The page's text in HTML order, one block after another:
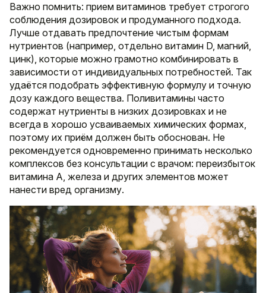
Важно помнить: прием витаминов требует строгого
соблюдения дозировок и продуманного подхода.
Лучше отдавать предпочтение чистым формам
нутриентов (например, отдельно витамин D, магний,
цинк), которые можно грамотно комбинировать в
зависимости от индивидуальных потребностей. Так
удаётся подобрать эффективную формулу и точную
дозу каждого вещества. Поливитамины часто
содержат нутриенты в низких дозировках и не
всегда в хорошо усваиваемых химических формах,
поэтому их приём должен быть обоснован. Не
рекомендуется одновременно принимать несколько
комплексов без консультации с врачом: переизбыток
витамина A, железа и других элементов может
нанести вред организму.